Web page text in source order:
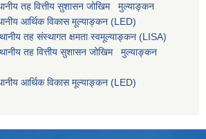
तह वित्तीय सुशासन जोखिम मुल्याङ्कन
आर्थिक विकास मूल्याङ्कन (LED)
तह संस्थागत क्षमता स्वमूल्याङ्कन (LISA)
तह वित्तीय सुशासन जोखिम मुल्याङ्कन
आर्थिक विकास मूल्याङ्कन (LED)